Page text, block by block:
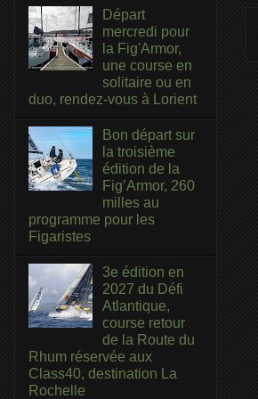
Départ
mercredi pour
la Fig'Armor,
une course en
solitaire ou en
duo, rendez-vous à Lorient
Bon départ sur
la troisième
édition de la
Fig’Armor, 260
milles au
programme pour les
Figaristes
3e édition en
2027 du Défi
Atlantique,
course retour
de la Route du
Rhum réservée aux
Class40, destination La
Rochelle